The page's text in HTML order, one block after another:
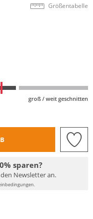
Größentabelle
groß / weit geschnitten
sparen?
Newsletter an.